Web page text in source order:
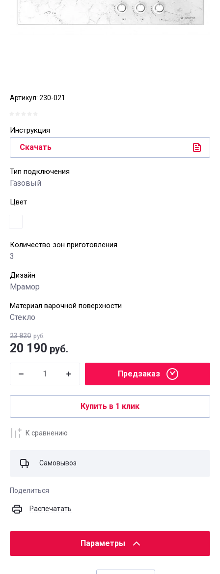
Артикул: 230-021
Инструкция
Скачать
Тип подключения
Газовый
Цвет
Количество зон приготовления
3
Дизайн
Мрамор
Материал варочной поверхности
Стекло
23 820 руб.
20 190 руб.
Предзаказ
Купить в 1 клик
К сравнению
Самовывоз
Поделиться
Распечатать
Параметры